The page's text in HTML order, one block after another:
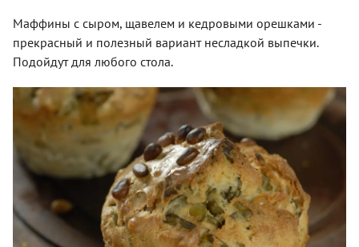
Маффины с сыром, щавелем и кедровыми орешками -
прекрасный и полезный вариант несладкой выпечки.
Подойдут для любого стола.